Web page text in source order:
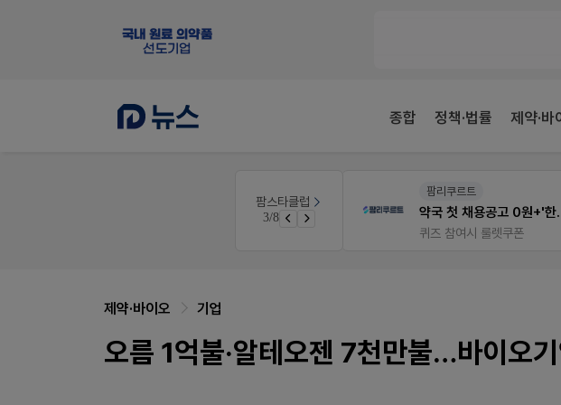
종합 정책·법률 제약·바
팜스타클럽
3/8 우리 가족 다양한 상처엔 비아핀!
팜리쿠르트
약국 첫
퀴즈 참여시 룰렛쿠폰
제약·바이오 기업
오름 1억불·알테오젠 7천만불…바이오